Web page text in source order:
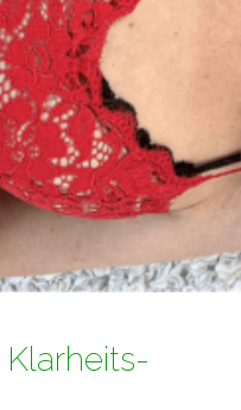
Klarheits-